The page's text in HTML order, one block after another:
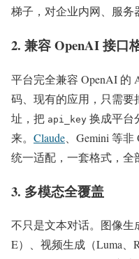
梯子，对企业内网、服务
2. 兼容 OpenAI 接口
平台完全兼容 OpenAI 的
码、现有的应用，只需要
址，把 api_key 换成平台
来。 Claude 、Gemini 等
统一适配，一套格式，全
3. 多模态全覆盖
不只是文本对话。图像生
E）、视频生成（Luma、